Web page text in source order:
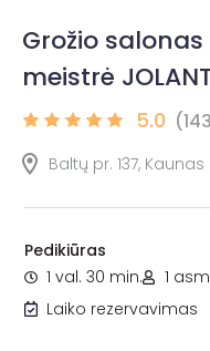
Grožio
meistrė
5.0
Baltų pr. 137, Kaunas
Pedikiūras
1 val. 30 min.
1
Laiko rezervavimas